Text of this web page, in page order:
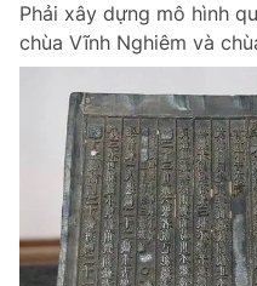
Phải xây dựng mô hình
chùa Vĩnh Nghiêm và